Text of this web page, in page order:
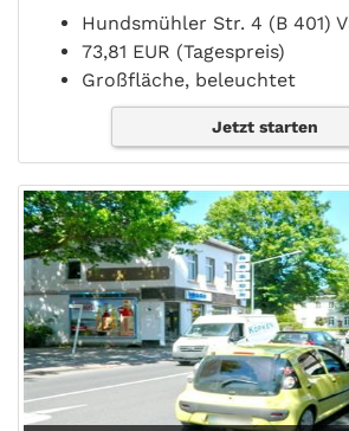
Hundsmühler Str. 4 (B 401)
73,81 EUR (Tagespreis)
Großfläche, beleuchtet
Jetzt starten